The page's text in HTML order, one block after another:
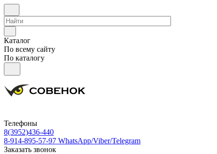
Каталог
По всему сайту
По каталогу
Телефоны
8(3952)436-440
8-914-895-57-97 WhatsApp/Viber/Telegram
Заказать звонок